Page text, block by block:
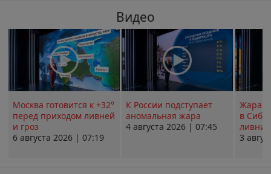
Видео
Москва готовится к +32°
перед приходом ливней
и гроз
6 августа 2026 | 07:19
К России подступает
аномальная жара
4 августа 2026 | 07:45
Жара в
в
ливни
3